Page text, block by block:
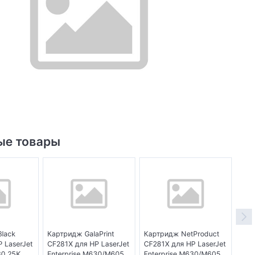
товары
LaserJet
Картридж GalaPrint
CF281X для HP LaserJet
Картридж NetProduct
CF281X для HP LaserJet